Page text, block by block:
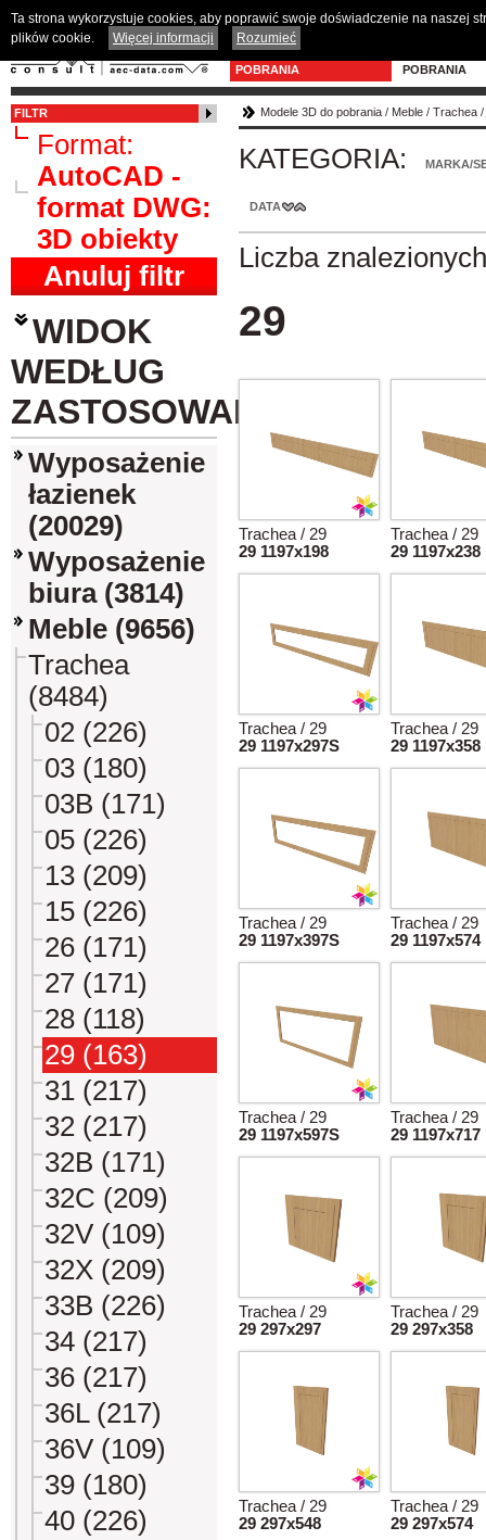
POBRANIA
POBRANIA
FILTR
Format:
AutoCAD -
format DWG:
3D obiekty
Anuluj filtr
WIDOK
WEDŁUG
ZASTOSOWANIA
Wyposażenie
łazienek
(20029)
Wyposażenie
biura (3814)
Meble (9656)
Trachea
(8484)
02 (226)
03 (180)
03B (171)
05 (226)
13 (209)
15 (226)
26 (171)
27 (171)
28 (118)
29 (163)
31 (217)
32 (217)
32B (171)
32C (209)
32V (109)
32X (209)
33B (226)
34 (217)
36 (217)
36L (217)
36V (109)
39 (180)
40 (226)
Modele 3D do pobrania / Meble / Trachea /
KATEGORIA: MARKA/
DATA
Liczba
29
Trachea / 29
29 1197x198
Trachea / 29
29 1197x238
Trachea / 29
29 1197x297S
Trachea / 29
29 1197x358
Trachea / 29
29 1197x397S
Trachea / 29
29 1197x574
Trachea / 29
29 1197x597S
Trachea / 29
29 1197x717
Trachea / 29
29 297x297
Trachea / 29
29 297x358
Trachea / 29
29 297x548
Trachea / 29
29 297x574
Ta strona wykorzystuje cookies, aby poprawić swoje doświadczenie na naszej
plików cookie.
Więcej informacji Rozumieć